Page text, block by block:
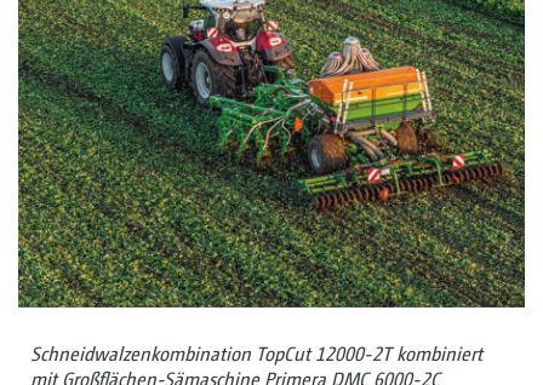
Schneidwalzenkombination TopCut 12000-2T kombiniert
mit Großflächen-Sämaschine Primera DMC 6000-2C